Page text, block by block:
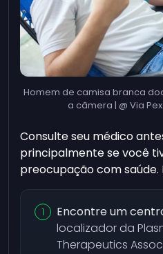
Homem de camisa branca
a câmera | @ Via
Consulte seu médico
principalmente se você
preocupação com saúde.
Encontre um
localizador da
Therapeutics